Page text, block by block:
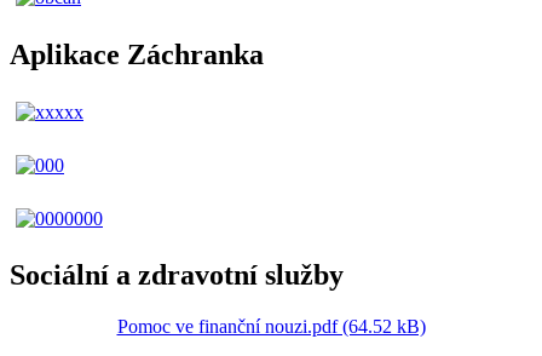
Aplikace Záchranka
Sociální a zdravotní služby
Pomoc ve finanční nouzi.pdf (64.52 kB)